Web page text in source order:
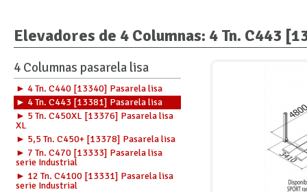
Elevadores de 4 Columnas: 4 Tn. C443
4 Columnas pasarela lisa
► 4 Tn. C440 [13340] Pasarela lisa
► 4 Tn. C443 [13381] Pasarela lisa
► 5 Tn. C450XL [13376] Pasarela lisa
XL
► 5,5 Tn. C450+ [13378] Pasarela lisa
► 7 Tn. C470 [13333] Pasarela lisa
serie Industrial
► 12 Tn. C4100 [13331] Pasarela lisa
serie Industrial